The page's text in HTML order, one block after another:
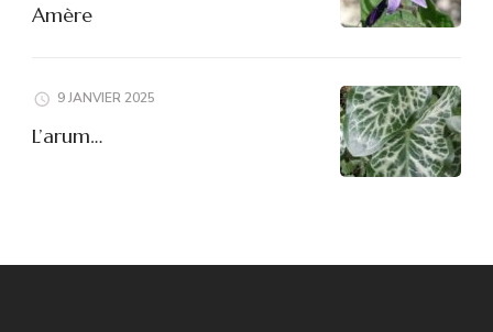
Amère
9 JANVIER 2025
L’arum…